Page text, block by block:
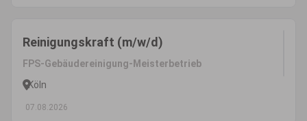
Reinigungskraft (m/w/d)
FPS-Gebäudereinigung-Meisterbetrieb
Köln
07.08.2026